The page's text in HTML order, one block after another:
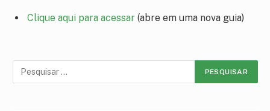
Clique aqui para acessar (abre em uma nova guia)